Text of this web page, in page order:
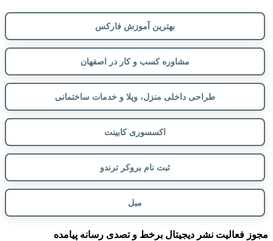
بهترین آموزش فارکس
مشاوره کسب و کار در اصفهان
طراحی داخلی منزل، ویلا و خدمات ساختمانی
اکسسوری کابینت
ثبت نام بروکر ترندو
مبل
مجوز فعالیت نشر دیجیتال برخط و تصدی رسانه پیامده